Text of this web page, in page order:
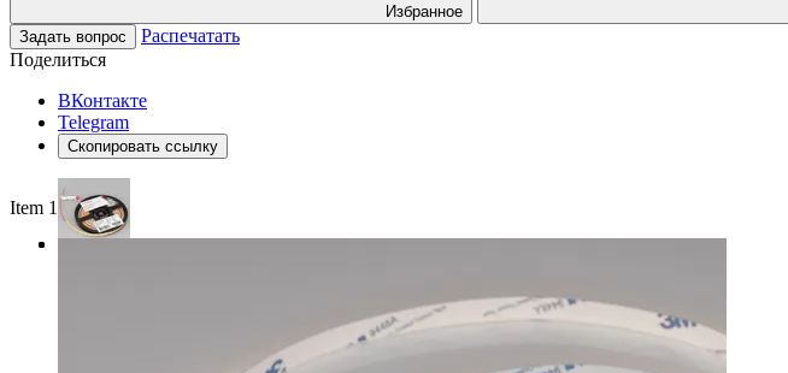
Избранное
Задать вопрос
Распечатать
Поделиться
ВКонтакте
Telegram
Скопировать ссылку
Item 1 of 3